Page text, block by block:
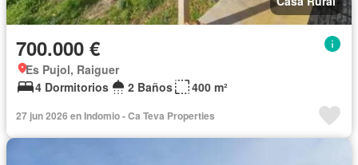
700.000 €
Es Pujol, Raiguer
4 Dormitorios
2 Baños 400 m²
27 jun 2026 en Indomio - Ca Teva Properties